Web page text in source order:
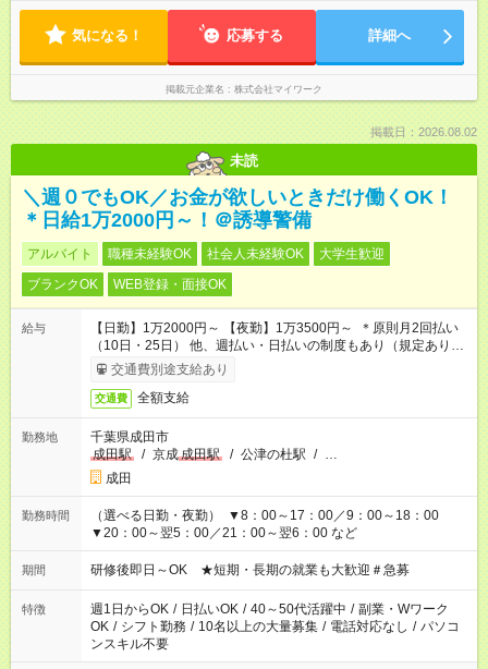
気になる！ 応募する 詳細へ
掲載元企業名 株式会社マイワーク
掲載日：2026.08.02
未読
＼週０でもOK／お金が欲しいときだけ働くOK！
＊日給1万2000円～！＠誘導警備
アルバイト 職種未経験OK 社会人未経験OK
大学生歓迎
ブランクOK
WEB登録・面接OK
給与
【日勤】1万2000円～ 【夜勤】1万3500円～ ＊原則月2回払い
（10日・25日） 他、週払い・日払いの制度もあり（規定あり）
＃日収1万円以上
交通費別途支給あり
交通費 全額支給
勤務地
千葉県成田市
成田駅
/ 京成成田駅 / 公津の杜駅 / …
成田
勤務時間
（選べる日勤・夜勤） ▼8：00～17：00／9：00～18：00
▼20：00～翌5：00／21：00～翌6：00 など
期間 研修後即日～OK ★短期・長期の就業も大歓迎＃急募
特徴 週1日からOK / 日払いOK / 40～50代活躍中 / 副業・Wワーク
OK / シフト勤務 / 10名以上の大量募集 / 電話対応なし / パソコ
ンスキル不要